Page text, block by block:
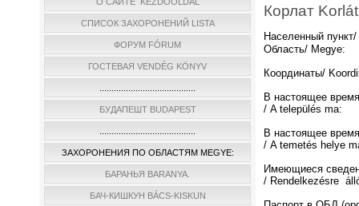
СПИСОК ЗАХОРОНЕНИЙ LISTA
ФОРУМ FÓRUM
ГОСТЕВАЯ VENDÉG KÖNYV
БУДАПЕШТ BUDAPEST
ЗАХОРОНЕНИЯ ПО ОБЛАСТЯМ MEGYE:
БАРАНЬЯ BARANYA.
БАЧ-КИШКУН BÁCS-KISKUN
Корлат Korlát
Населенный
Область/ Megye:
Координаты/
В настоящее
/ A település ma:
В настоящее
/ A temetés helye
Имеющиеся
/ Rendelkezésre